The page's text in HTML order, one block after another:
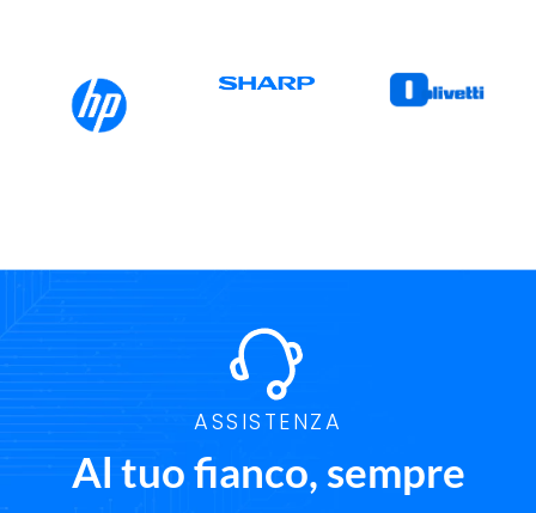
ASSISTENZA
Al tuo fianco, sempre